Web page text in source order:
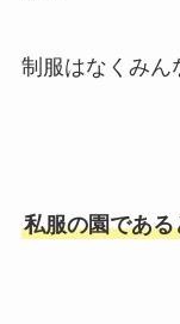
制服はなくみん
私服の園であ